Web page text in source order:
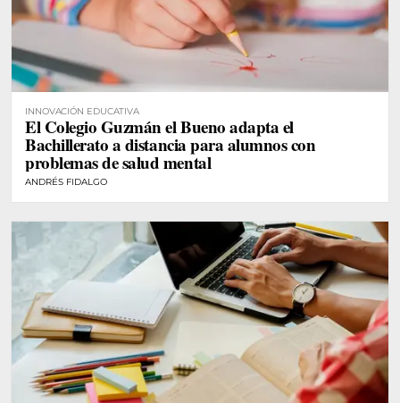
INNOVACIÓN EDUCATIVA
El Colegio Guzmán el Bueno adapta el
Bachillerato a distancia para alumnos con
problemas de salud mental
ANDRÉS FIDALGO